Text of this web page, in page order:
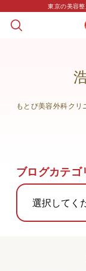
東京の美容
もとび美容外科クリ
ブログカテゴ